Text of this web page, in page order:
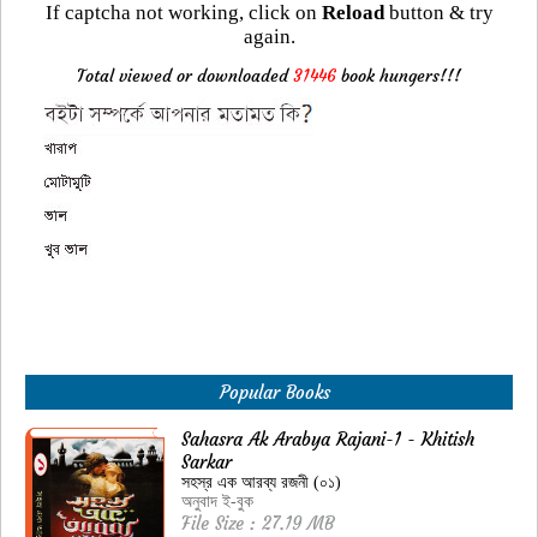
If captcha not working, click on Reloadbutton & try
again.
Total viewed or downloaded31446 book hungers!!!
Popular Books
Sahasra Ak Arabya Rajani-1 - Khitish
Sarkar
সহস্র এক আরব্য রজনী (০১)
অনুবাদ ই-বুক
File Size : 27.19 MB